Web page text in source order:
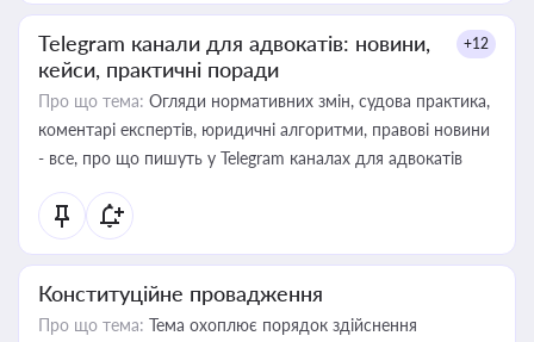
Telegram канали для адвокатів: новини,
кейси, практичні поради
+12
Про що тема: Огляди нормативних змін, судова практика,
коментарі експертів, юридичні алгоритми, правові новини
- все, про що пишуть у Telegram каналах для адвокатів
Конституційне провадження
Про що тема: Тема охоплює порядок здійснення